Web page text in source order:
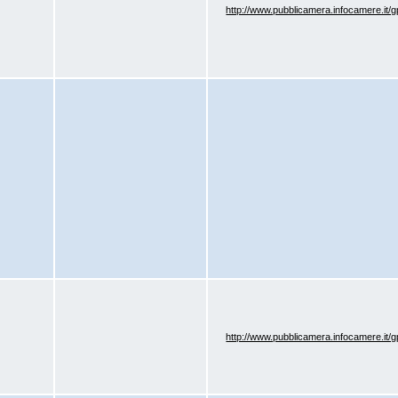
http://www.pubblicamera.infocamere.it/
http://www.pubblicamera.infocamere.it/